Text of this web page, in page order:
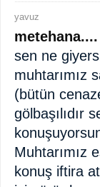
yavuz
metehana....
sen ne
muhtarımız
(bütün
gölbaşılıdır
Muhtarımız
konuş iftira